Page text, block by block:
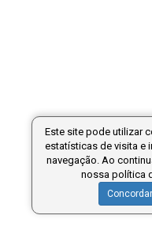
Este site pode utilizar
estatísticas de visita e
navegação. Ao
nossa política